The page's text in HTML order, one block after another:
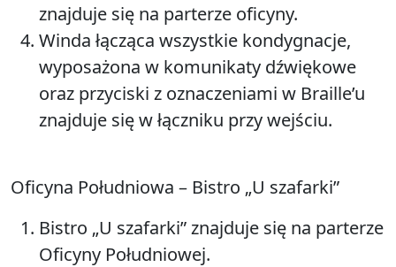
znajduje się na parterze oficyny.
Winda łącząca wszystkie kondygnacje,
wyposażona w komunikaty dźwiękowe
oraz przyciski z oznaczeniami w Braille’u
znajduje się w łączniku przy wejściu.
Oficyna Południowa – Bistro „U szafarki”
Bistro „U szafarki” znajduje się na parterze
Oficyny Południowej.